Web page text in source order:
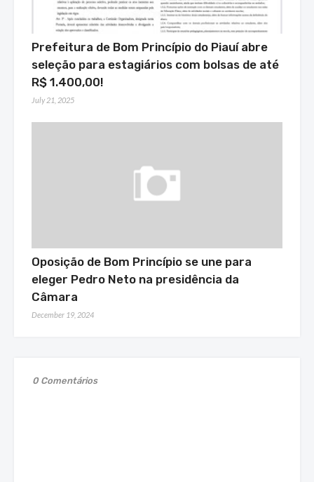
Prefeitura de Bom Princípio do Piauí abre
seleção para estagiários com bolsas de até
R$ 1.400,00!
July 21, 2025
Oposição de Bom Princípio se une para
eleger Pedro Neto na presidência da
Câmara
December 19, 2024
0 Comentários